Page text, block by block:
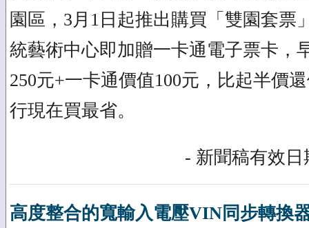
園區，3月1日起推出購買「雙園套票
統藝術中心即加贈一卡通電子票卡，
250元+一卡通價值100元，比起半價
行現在買最省。
- 新聞稿有效日
高度整合的寬輸入電壓VIN同步轉換